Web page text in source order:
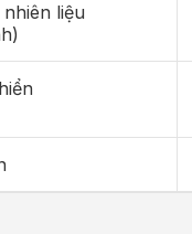
liệu